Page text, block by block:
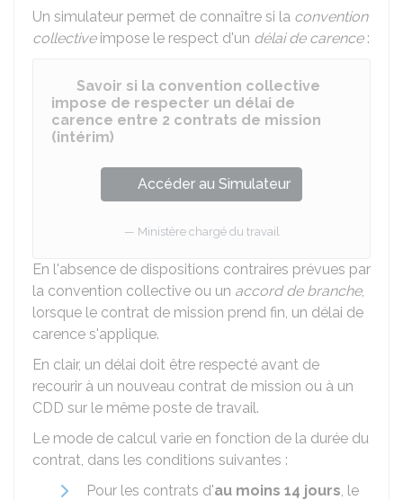
Un simulateur permet de connaître si la convention
collectiveimpose le respect d'un délai de carence:
Savoir si la convention collective
impose de respecter un délai de
carence entre 2 contrats de mission
(intérim)
Accéder au Simulateur
Ministère chargé du travail
En l'absence de dispositions contraires prévues par
la convention collective ou un accord de branche,
lorsque le contrat de mission prend fin, un délai de
carence s'applique.
En clair, un délai doit être respecté avant de
recourir à un nouveau contrat de mission ou à un
CDD sur le même poste de travail.
Le mode de calcul varie en fonction de la durée du
contrat, dans les conditions suivantes :
Pour les contrats d'au moins 14 jours, le